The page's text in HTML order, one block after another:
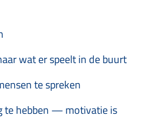
wat er speelt in de buurt
te spreken
te hebben — motivatie is